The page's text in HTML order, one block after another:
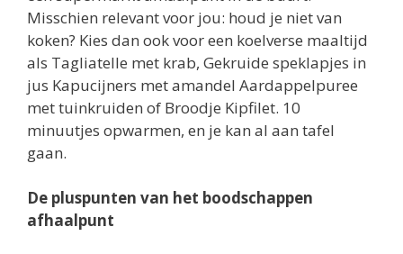
Misschien relevant voor jou: houd je niet van
koken? Kies dan ook voor een koelverse maaltijd
als Tagliatelle met krab, Gekruide speklapjes in
jus Kapucijners met amandel Aardappelpuree
met tuinkruiden of Broodje Kipfilet. 10
minuutjes opwarmen, en je kan al aan tafel
gaan.
De pluspunten van het boodschappen
afhaalpunt